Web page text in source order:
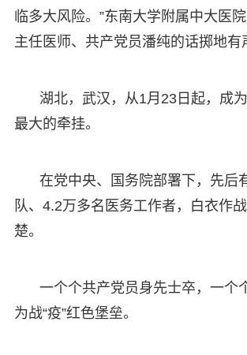
临多大风险。”东南大学附属中大医
主任医师、共产党员潘纯的话掷地有
湖北，武汉，从1月23日起，成
最大的牵挂。
在党中央、国务院部署下，先后
队、4.2万多名医务工作者，白衣作
楚。
一个个共产党员身先士卒，一个
为战“疫”红色堡垒。